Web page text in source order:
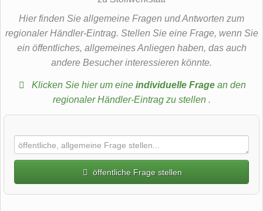
Hier finden Sie allgemeine Fragen und Antworten zum
regionaler Händler-Eintrag. Stellen Sie eine Frage, wenn Sie
ein öffentliches, allgemeines Anliegen haben, das auch
andere Besucher interessieren könnte.
Klicken Sie hier um eine individuelle Fragean den
regionaler Händler-Eintrag zu stellen .
öffentliche Frage stellen